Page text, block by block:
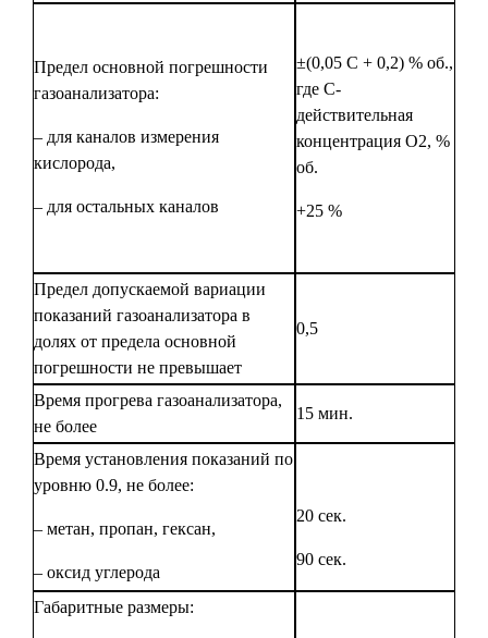
Предел основной погрешности
газоанализатора:
– для каналов измерения
кислорода,
– для остальных каналов
±(0,05 C + 0,2) % об.,
где С-
действительная
концентрация О2, %
об.
+25 %
Предел допускаемой вариации
показаний газоанализатора в
долях от предела основной
погрешности не превышает
0,5
Время прогрева газоанализатора,
не более
15 мин.
Время установления показаний по
уровню 0.9, не более:
– метан, пропан, гексан,
– оксид углерода
20 сек.
90 сек.
Габаритные размеры: